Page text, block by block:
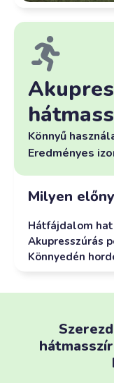
Könnyű
Eredményes
Milyen
Hátfájdalom
Akupresszúrás
Könnyedén